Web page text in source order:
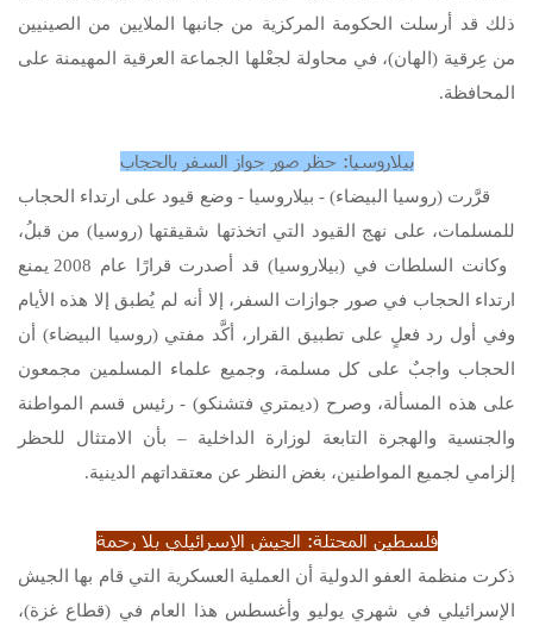
ذلك قد أرسلت الحكومة المركزية من جانبها الملايين من الصينيين
من عِرقية (الهان)، في محاولة لجعْلها الجماعة العرقية المهيمنة على
المحافظة.
بيلاروسيا: حظر صور جواز السفر بالحجاب
قرَّرت (روسيا البيضاء) - بيلاروسيا - وضع قيود على ارتداء الحجاب
للمسلمات، على نهج القيود التي اتخذتها شقيقتها (روسيا) من قبلُ،
وكانت السلطات في (بيلاروسيا) قد أصدرت قرارًا عام 2008 يمنع
ارتداء الحجاب في صور جوازات السفر، إلا أنه لم يُطبق إلا هذه الأيام
وفي أول رد فعلٍ على تطبيق القرار، أكَّد مفتي (روسيا البيضاء) أن
الحجاب واجبٌ على كل مسلمة، وجميع علماء المسلمين مجمعون
على هذه المسألة، وصرح (ديمتري فتشنكو) - رئيس قسم المواطنة
والجنسية والهجرة التابعة لوزارة الداخلية – بأن الامتثال للحظر
إلزامي لجميع المواطنين، بغض النظر عن معتقداتهم الدينية.
فلسطين المحتلة: الجيش الإسرائيلي بلا رحمة
ذكرت منظمة العفو الدولية أن العملية العسكرية التي قام بها الجيش
الإسرائيلي في شهري يوليو وأغسطس هذا العام في (قطاع غزة)،